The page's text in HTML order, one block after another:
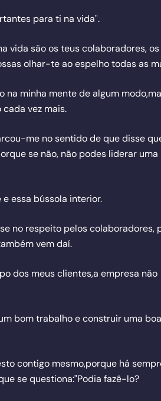
para ti na vida".
vida são os teus colaboradores,
olhar-te ao espelho todas as
na minha mente de algum
vez mais.
me no sentido de que disse
se não, não podes liderar uma
essa bússola interior.
no respeito pelos colaboradores,
vem daí.
dos meus clientes,a empresa não
bom trabalho e construir uma boa
contigo mesmo,porque há
se questiona:"Podia fazê-lo?